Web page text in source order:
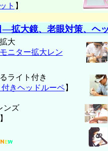
ト 】
―拡大鏡、老眼対策、ヘ
大
ニター拡大レン
ライト付き
きヘッドルーペ】
ンズ
】